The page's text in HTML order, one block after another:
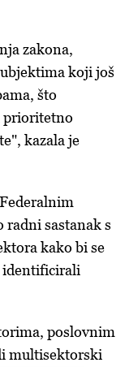
zakona,
koji još
što
prioritetno
kazala je
sastanak s
kako bi se
identificirali
poslovnim
multisektorski